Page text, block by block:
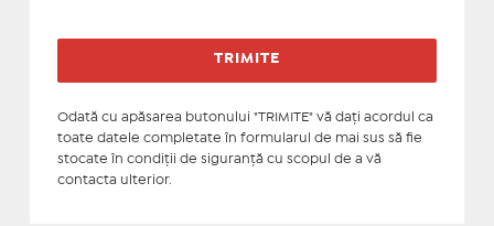
Odată cu apăsarea butonului "TRIMITE" vă daţi acordul ca
toate datele completate în formularul de mai sus să fie
stocate în condiţii de siguranţă cu scopul de a vă
contacta ulterior.